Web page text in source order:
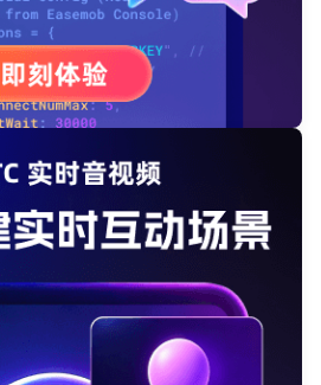
通讯云服务条款 通讯云隐私政策